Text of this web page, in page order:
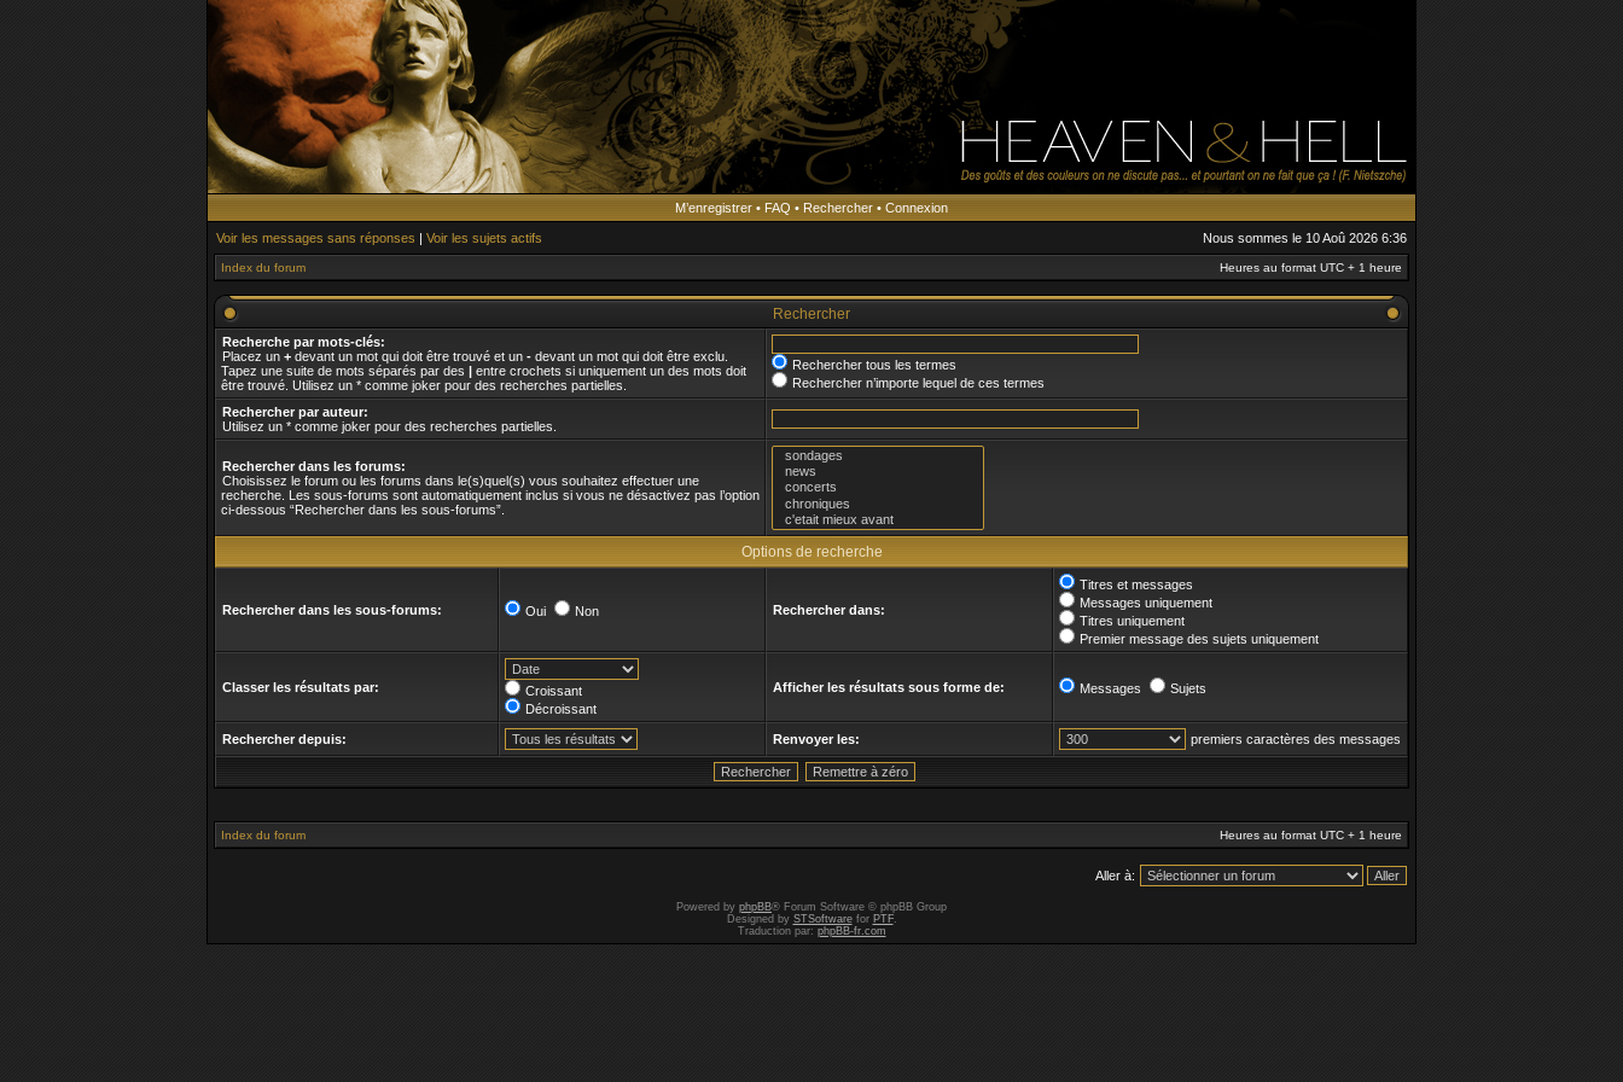
M’enregistrer • FAQ • Rechercher • Connexion
Voir les messages sans réponses | Voir les sujets actifs Nous sommes le 10 Aoû 2026 6:36
Index du forum Heures au format UTC + 1 heure
Rechercher
Recherche par mots-clés:
Placez un + devant un mot qui doit être trouvé et un - devant un mot qui doit être exclu.
Tapez une suite de mots séparés par des | entre crochets si uniquement un des mots doit
être trouvé. Utilisez un * comme joker pour des recherches partielles.
Rechercher tous les termes
Rechercher n’importe lequel de ces termes
Rechercher par auteur:
Utilisez un * comme joker pour des recherches partielles.
Rechercher dans les forums:
Choisissez le forum ou les forums dans le(s)quel(s) vous souhaitez effectuer une
recherche. Les sous-forums sont automatiquement inclus si vous ne désactivez pas l’option
ci-dessous “Rechercher dans les sous-forums”.
Options de recherche
Rechercher dans les sous-forums: Oui Non Rechercher dans:
Titres et messages
Messages uniquement
Titres uniquement
Premier message des sujets uniquement
Classer les résultats par:
Croissant
Décroissant
Afficher les résultats sous forme de: Messages Sujets
Rechercher depuis: Renvoyer les: premiers caractères des messages
Index du forum Heures au format UTC + 1 heure
Aller à:
Powered by phpBB® Forum Software © phpBB Group
Designed by STSoftwarefor PTF.
Traduction par: phpBB-fr.com